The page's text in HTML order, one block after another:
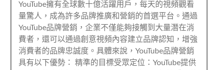
YouTube擁有全球數十億活躍用戶，每天的視頻觀看
量驚人，成為許多品牌推廣和營銷的首選平台。通過
YouTube品牌營銷，企業不僅能夠接觸到大量潛在消
費者，還可以通過創意視頻內容建立品牌認知，增強
消費者的品牌忠誠度。具體來說，YouTube品牌營銷
具有以下優勢： 精準的目標受眾定位：YouTube提供